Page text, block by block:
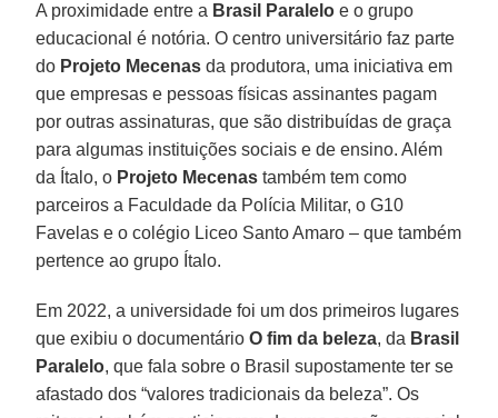
A proximidade entre a Brasil Paralelo e o grupo
educacional é notória. O centro universitário faz parte
do Projeto Mecenas da produtora, uma iniciativa em
que empresas e pessoas físicas assinantes pagam
por outras assinaturas, que são distribuídas de graça
para algumas instituições sociais e de ensino. Além
da Ítalo, o Projeto Mecenas também tem como
parceiros a Faculdade da Polícia Militar, o G10
Favelas e o colégio Liceo Santo Amaro – que também
pertence ao grupo Ítalo.
Em 2022, a universidade foi um dos primeiros lugares
que exibiu o documentárioO fim da beleza, da Brasil
Paralelo, que fala sobre o Brasil supostamente ter se
afastado dos “valores tradicionais da beleza”. Os